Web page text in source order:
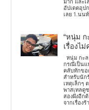
อัปเดตอุป
เลย 1.นน
“หนุ่ม ก
เรื่องไ
หนุ่ม กะ
กรณีเป็นแ
คลับทักขอ
สำหรับนัก
เหตุเล็กๆ
พาสเทลดู
สองฝั่งอีก
จากเรื่องร้